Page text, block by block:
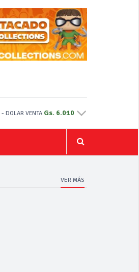
- DOLAR VENTA Gs. 6.010
VER MÁS